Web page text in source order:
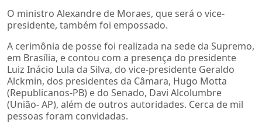
O ministro Alexandre de Moraes, que será o vice-
presidente, também foi empossado.
A cerimônia de posse foi realizada na sede da Supremo,
em Brasília, e contou com a presença do presidente
Luiz Inácio Lula da Silva, do vice-presidente Geraldo
Alckmin, dos presidentes da Câmara, Hugo Motta
(Republicanos-PB) e do Senado, Davi Alcolumbre
(União- AP), além de outros autoridades. Cerca de mil
pessoas foram convidadas.